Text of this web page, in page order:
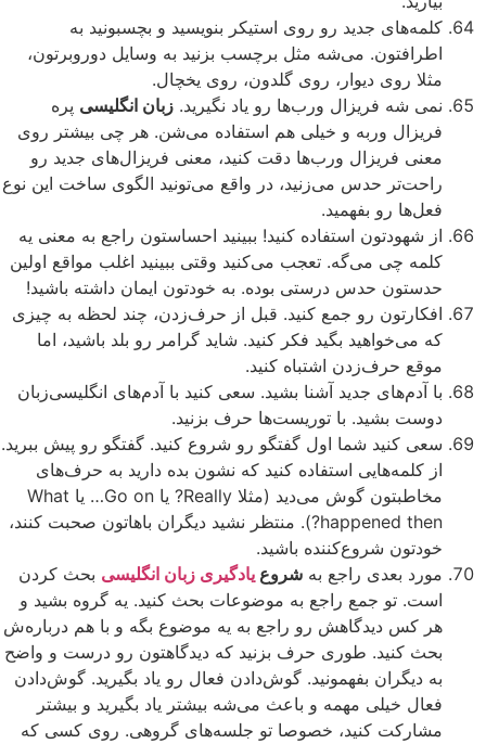
کلمه‌های جدید رو روی استیکر بنویسید و بچسبونید به
اطرافتون. می‌شه مثل برچسب بزنید به وسایل دوروبرتون،
مثلا روی دیوار، روی گلدون، روی یخچال.
نمی شه فریزال ورب‌ها رو یاد نگیرید. زبان انگلیسی پره
فریزال وربه و خیلی هم استفاده می‌شن. هر چی بیشتر روی
معنی فریزال ورب‌ها دقت کنید، معنی فریزال‌های جدید رو
راحت‌تر حدس می‌زنید، در واقع می‌تونید الگوی ساخت این نوع
فعل‌ها رو بفهمید.
از شهودتون استفاده کنید! ببینید احساستون راجع به معنی یه
کلمه چی می‌گه. تعجب می‌کنید وقتی ببینید اغلب مواقع اولین
حدستون حدس درستی بوده. به خودتون ایمان داشته باشید!
افکارتون رو جمع کنید. قبل از حرف‌زدن، چند لحظه به چیزی
که می‌خواهید بگید فکر کنید. شاید گرامر رو بلد باشید، اما
موقع حرف‌زدن اشتباه کنید.
با آدم‌های جدید آشنا بشید. سعی کنید با آدم‌های انگلیسی‌زبان
دوست بشید. با توریست‌ها حرف بزنید.
سعی کنید شما اول گفتگو رو شروع کنید. گفتگو رو پیش ببرید.
از کلمه‌هایی استفاده کنید که نشون بده دارید به حرف‌های
مخاطبتون گوش می‌دید (مثلا Really? یا Go on… یا What
happened then?). منتظر نشید دیگران باهاتون صحبت کنند،
خودتون شروع‌کننده باشید.
مورد بعدی راجع به شروع یادگیری زبان انگلیسی بحث کردن
است. تو جمع راجع به موضوعات بحث کنید. یه گروه بشید و
هر کس دیدگاهش رو راجع به یه موضوع بگه و با هم درباره‌ش
بحث کنید. طوری حرف بزنید که دیدگاهتون رو درست و واضح
به دیگران بفهمونید. گوش‌دادن فعال رو یاد بگیرید. گوش‌دادن
فعال خیلی مهمه و باعث می‌شه بیشتر یاد بگیرید و بیشتر
مشارکت کنید، خصوصا تو جلسه‌های گروهی. روی کسی که